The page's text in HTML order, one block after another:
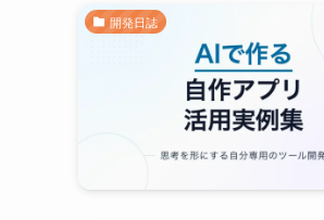
開発日誌